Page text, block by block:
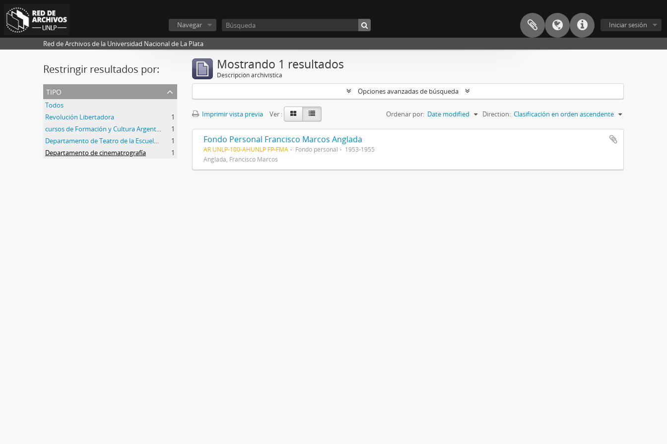
Iniciar sesión
Navegar
Red de Archivos de la Universidad Nacional de La Plata
Restringir resultados por:
tipo
Todos
Revolución Libertadora
1
cursos de Formación y Cultura Argentina
1
Departamento de Teatro de la Escuela de Bellas Artes
1
Departamento de cinematrografía
1
Mostrando 1 resultados
Descripción archivística
Opciones avanzadas de búsqueda
Imprimir vista previa Ver : Ordenar por: Date modified Direction: Clasificación en orden ascendente
Fondo Personal Francisco Marcos Anglada
AR UNLP-100-AHUNLP FP-FMA Fondo personal
1953-1955
Anglada, Francisco Marcos